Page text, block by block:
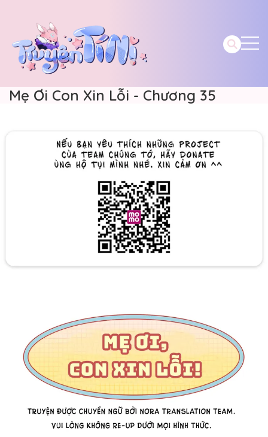
Mẹ Ơi Con Xin Lỗi - Chương 35